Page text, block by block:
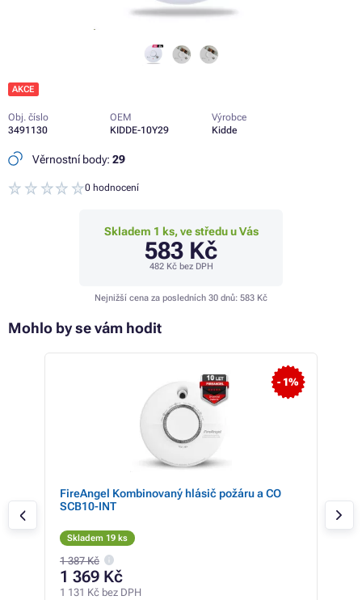
AKCE
Obj. číslo
3491130
OEM
KIDDE-10Y29
Výrobce
Kidde
Věrnostní body: 29
0 hodnocení
Skladem 1 ks, ve středu u Vás
583 Kč
482 Kčbez DPH
Nejnižší cena za posledních 30 dnů: 583 Kč
Mohlo by se vám hodit
- 1%
FireAngel Kombinovaný hlásič požáru a CO
SCB10-INT
Skladem 19 ks
1 387 Kč
1 369 Kč
1 131 Kč bez DPH